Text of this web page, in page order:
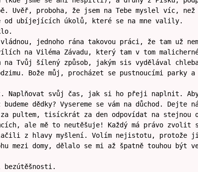
Uvěř, proboha, že jsem na Tebe myslel víc,
od ubíjejících úkolů, které se na mne valily.
jednoho rána takovou práci, že tam už
na Viléma Závadu, který tam v tom
Tvůj šílený způsob, jakým sis vydělával
Bože můj, procházet se pustnoucími
Naplňovat svůj čas, jak si ho přeji naplnit.
dědky? Vysereme se vám na důchod. Dejte
za pultem, tisíckrát za den odpovídat na
ale mě to neutěšuje! Každý má právo zvolit
z hlavy myšlení. Volím nejistotu, protože
mezi domy, dělalo se mi až špatně touhou být
bezútěšnosti.